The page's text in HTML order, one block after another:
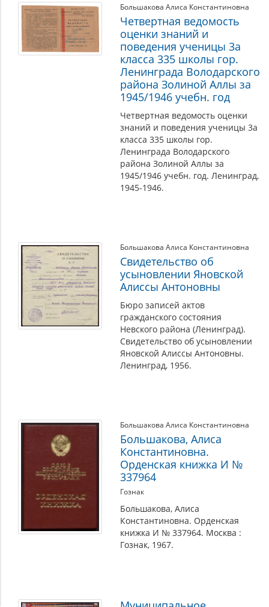
Большакова Алиса Константиновна
Четвертная ведомость
оценки знаний и
поведения ученицы 3а
класса 335 школы гор.
Ленинграда Володарского
района Золиной Аллы за
1945/1946 учебн. год
Четвертная ведомость оценки
знаний и поведения ученицы 3а
класса 335 школы гор.
Ленинграда Володарского
района Золиной Аллы за
1945/1946 учебн. год. Ленинград,
1945-1946.
Большакова Алиса Константиновна
Свидетельство об
усыновлении Яновской
Алиссы Антоновны
Бюро записей актов
гражданского состояния
Невского района (Ленинград).
Свидетельство об усыновлении
Яновской Алиссы Антоновны.
Ленинград, 1956.
Большакова Алиса Константиновна
Большакова, Алиса
Константиновна.
Орденская книжка И №
337964
Гознак
Большакова, Алиса
Константиновна. Орденская
книжка И № 337964. Москва :
Гознак, 1967.